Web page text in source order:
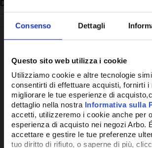
Consenso Dettagli
Questo sito web utilizza i cookie
Utilizziamo cookie e altre tecnologie
consentirti di effettuare acquisti, fornirti
migliorare le tue esperienze di
dettaglio nella nostra Informativa sulla
accetti, utilizzeremo i cookie anche per
esperienza di acquisto nei negozi Arbo.
accettare e gestire le tue preferenze
tuo diritto di rifiuto, o saperne di più,
Disponibilità
Potrebbe anche